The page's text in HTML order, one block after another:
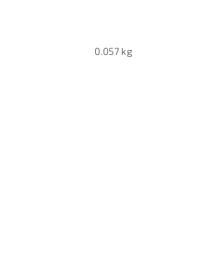
0.057 kg